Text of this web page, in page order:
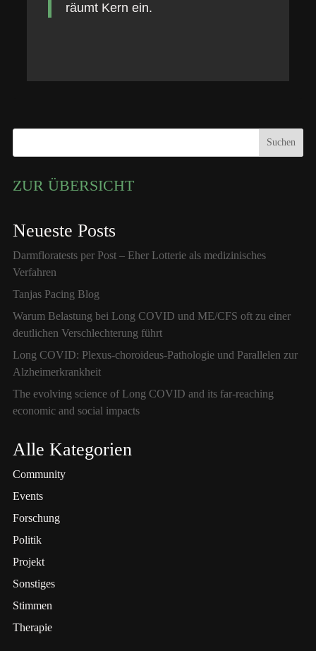
räumt Kern ein.
Suchen
ZUR ÜBERSICHT
Neueste Posts
Darmfloratests per Post – Eher Lotterie als medizinisches
Verfahren
Tanjas Pacing Blog
Warum Belastung bei Long COVID und ME/CFS oft zu einer
deutlichen Verschlechterung führt
Long COVID: Plexus-choroideus-Pathologie und Parallelen zur
Alzheimerkrankheit
The evolving science of Long COVID and its far-reaching
economic and social impacts
Alle Kategorien
Community
Events
Forschung
Politik
Projekt
Sonstiges
Stimmen
Therapie